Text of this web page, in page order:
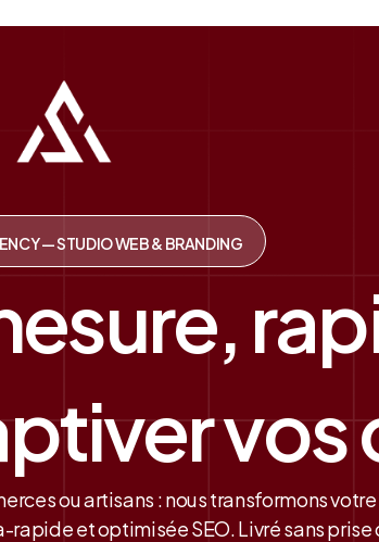
— STUDIO WEB & BRANDING
vos
ou artisans : nous transformons
et optimisée SEO. Livré sans prise